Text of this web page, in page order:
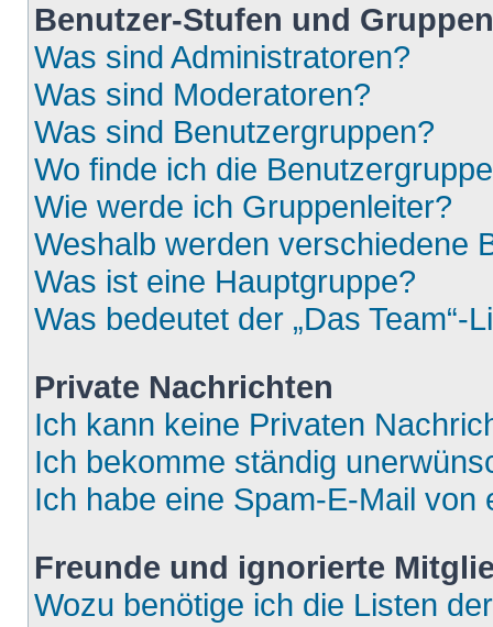
Benutzer-Stufen und Gruppen
Was sind Administratoren?
Was sind Moderatoren?
Was sind Benutzergruppen?
Wo finde ich die
Wie werde ich Gruppenleiter?
Weshalb werden verschiedene
Was ist eine Hauptgruppe?
Was bedeutet der „Das Team“-
Private Nachrichten
Ich kann keine Privaten
Ich bekomme ständig
Ich habe eine Spam-E-Mail
Freunde und ignorierte
Wozu benötige ich die Listen